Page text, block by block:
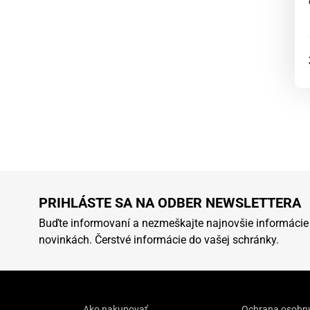
PRIHLÁSTE SA NA ODBER NEWSLETTERA
Buďte informovaní a nezmeškajte najnovšie
novinkách. Čerstvé informácie do vašej schránky.